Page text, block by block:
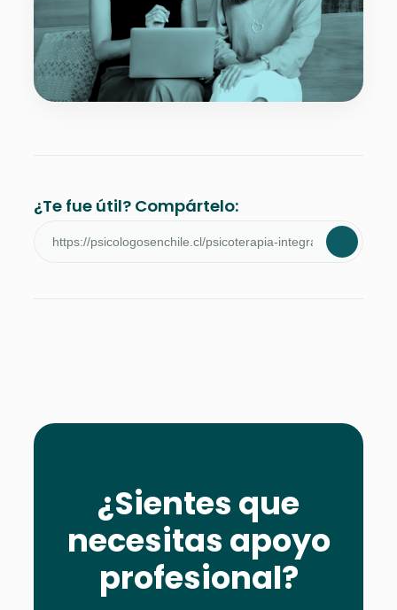
¿Te fue útil? Compártelo:
¿Sientes que
necesitas apoyo
profesional?